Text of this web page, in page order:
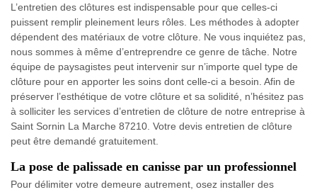
L’entretien des clôtures est indispensable pour que celles-ci
puissent remplir pleinement leurs rôles. Les méthodes à adopter
dépendent des matériaux de votre clôture. Ne vous inquiétez pas,
nous sommes à même d’entreprendre ce genre de tâche. Notre
équipe de paysagistes peut intervenir sur n’importe quel type de
clôture pour en apporter les soins dont celle-ci a besoin. Afin de
préserver l’esthétique de votre clôture et sa solidité, n’hésitez pas
à solliciter les services d’entretien de clôture de notre entreprise à
Saint Sornin La Marche 87210. Votre devis entretien de clôture
peut être demandé gratuitement.
La pose de palissade en canisse par un professionnel
Pour délimiter votre demeure autrement, osez installer des